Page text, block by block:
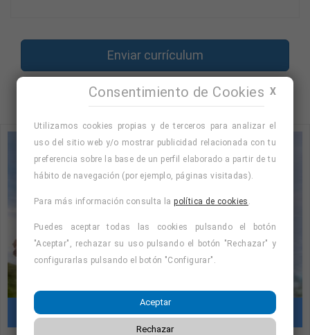
Enviar currículum
Volver
Cursos con prácticas en empresas
X
Consentimiento de Cookies
Utilizamos cookies propias y de terceros para analizar el
uso del sitio web y/o mostrar publicidad relacionada con tu
preferencia sobre la base de un perfil elaborado a partir de tu
hábito de navegación (por ejemplo, páginas visitadas).
Para más información consulta lapolítica de cookies .
Puedes aceptar todas las cookies pulsando el botón
"Aceptar", rechazar su uso pulsando el botón "Rechazar" y
configurarlas pulsando el botón "Configurar".
Aceptar
Rechazar